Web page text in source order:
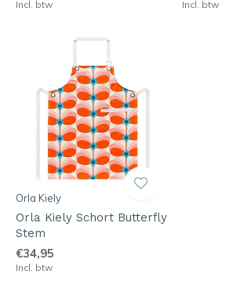
Incl. btw Incl. btw
Orla Kiely
Orla Kiely Schort Butterfly
Stem
€34,95
Incl. btw